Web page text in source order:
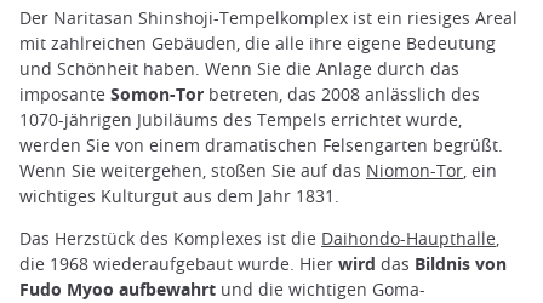
Der Naritasan Shinshoji-Tempelkomplex ist ein riesiges Areal
mit zahlreichen Gebäuden, die alle ihre eigene Bedeutung
und Schönheit haben. Wenn Sie die Anlage durch das
imposante Somon-Tor betreten, das 2008 anlässlich des
1070-jährigen Jubiläums des Tempels errichtet wurde,
werden Sie von einem dramatischen Felsengarten begrüßt.
Wenn Sie weitergehen, stoßen Sie auf das Niomon-Tor , ein
wichtiges Kulturgut aus dem Jahr 1831.
Das Herzstück des Komplexes ist die Daihondo-Haupthalle
die 1968 wiederaufgebaut wurde. Hier wird das Bildnis von
Fudo Myoo aufbewahrt und die wichtigen Goma-